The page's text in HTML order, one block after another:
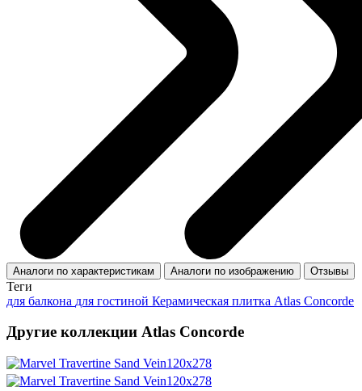
Аналоги по характеристикам Аналоги по изображению Отзывы
Теги
для балкона для гостиной Керамическая плитка Atlas Concorde
Другие коллекции Atlas Concorde